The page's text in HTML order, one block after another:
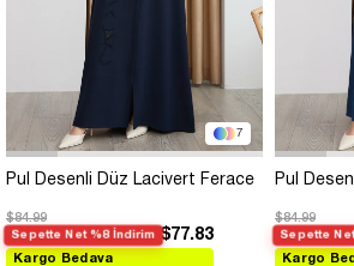
7
Pul Desenli Düz Lacivert Ferace
$84.99
Sepette Net %8 İndirim $77.83
Kargo Bedava
Pul
$84.99
Sepette
Kargo